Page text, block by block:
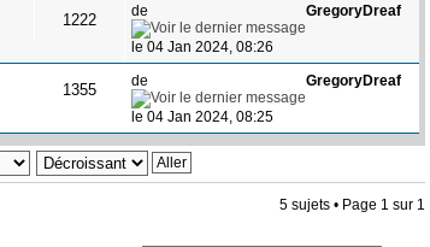
1222 deGregoryDreaf
le 04 Jan 2024, 08:26
1355 deGregoryDreaf
le 04 Jan 2024, 08:25
5 sujets • Page 1 sur 1